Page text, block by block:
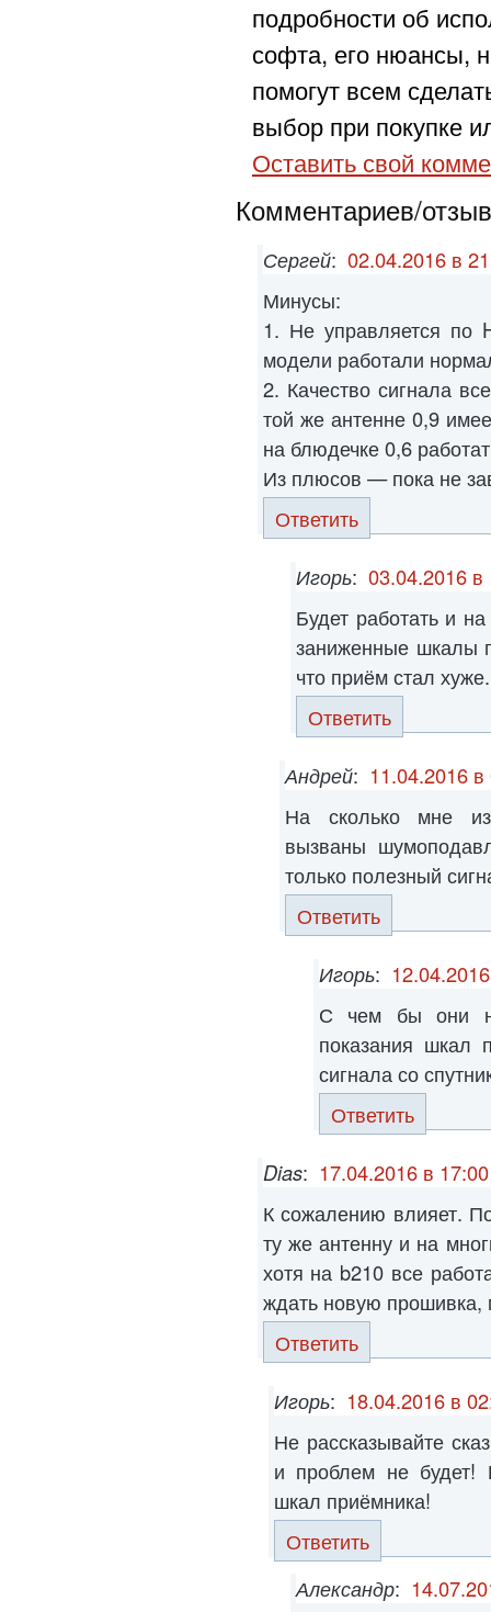
подробности об
софта, его нюансы,
помогут всем
выбор при покупке
Оставить свой
Комментариев/
Сергей: 02.04.2016 в
Минусы:
1. Не управляется по
модели работали
2. Качество сигнала
той же антенне 0,9
на блюдечке 0,6
Из плюсов — пока не
Ответить
Игорь: 03.04.2016 в
Будет работать и
заниженные шкалы
что приём стал хуже.
Ответить
Андрей: 11.04.2016 в
На сколько мне
вызваны
только полезный
Ответить
Игорь:
С чем бы они
показания шкал
сигнала со
Ответить
Dias: 17.04.2016 в 17:00
К сожалению влияет.
ту же антенну и на
хотя на b210 все
ждать новую прошивка,
Ответить
Игорь: 18.04.2016 в
Не рассказывайте
и проблем не будет!
шкал приёмника!
Ответить
Александр: